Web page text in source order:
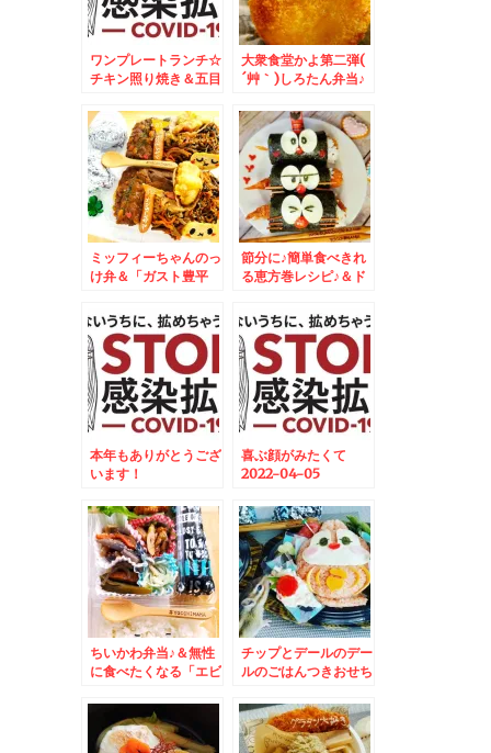
ワンプレートランチ☆
チキン照り焼き＆五目
ート☆
大衆食堂かよ第二弾(
´艸｀)しろたん弁当♪
げまくりコロッケとコ
ロッケの秘訣
ミッフィーちゃんのっ
け弁＆「ガスト豊平
っぷりカレーうどん九
条ネギ入り」が懐かし
く美味しいお味(*´艸
`*)
節分に♪簡単食べきれ
る恵方巻レシピ♪＆ド
助恵方巻
本年もありがとうござ
います！
喜ぶ顔がみたくて
2022-04-05
ちいかわ弁当♪＆無性
に食べたくなる「エビ
`*)
チップとデールのデー
ルのごはんつきおせち
らえもん一人おせち